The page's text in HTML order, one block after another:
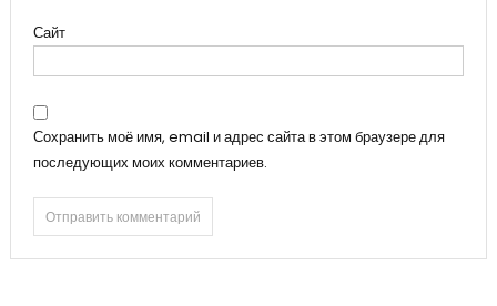
Сайт
Сохранить моё имя, email и адрес сайта в этом браузере для
последующих моих комментариев.